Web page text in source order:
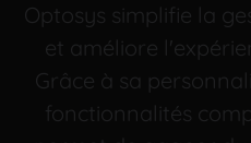
et améliore
Grâce à sa
fonctionnalités
permet de gagner